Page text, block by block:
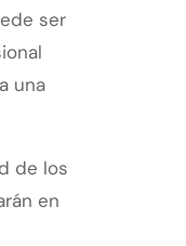
ser
una
de los
en